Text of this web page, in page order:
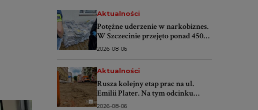
Aktualności
Potężne uderzenie w narkobiznes.
W Szczecinie przejęto ponad 450
kilogramów narkotyków
2026-08-06
Aktualności
Rusza kolejny etap prac na ul.
Emilii Plater. Na tym odcinku
lepiej nie parkować
2026-08-06